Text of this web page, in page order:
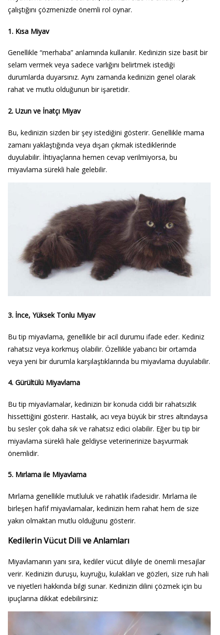
çalıştığını çözmenizde önemli rol oynar.
1. Kısa Miyav
Genellikle “merhaba” anlamında kullanılır. Kedinizin size basit bir
selam vermek veya sadece varlığını belirtmek istediği
durumlarda duyarsınız. Aynı zamanda kedinizin genel olarak
rahat ve mutlu olduğunun bir işaretidir.
2. Uzun ve İnatçı Miyav
Bu, kedinizin sizden bir şey istediğini gösterir. Genellikle mama
zamanı yaklaştığında veya dışarı çıkmak istediklerinde
duyulabilir. İhtiyaçlarına hemen cevap verilmiyorsa, bu
miyavlama sürekli hale gelebilir.
3. İnce, Yüksek Tonlu Miyav
Bu tip miyavlama, genellikle bir acil durumu ifade eder. Kediniz
rahatsız veya korkmuş olabilir. Özellikle yabancı bir ortamda
veya yeni bir durumla karşılaştıklarında bu miyavlama duyulabilir.
4. Gürültülü Miyavlama
Bu tip miyavlamalar, kedinizin bir konuda ciddi bir rahatsızlık
hissettiğini gösterir. Hastalık, acı veya büyük bir stres altındaysa
bu sesler çok daha sık ve rahatsız edici olabilir. Eğer bu tip bir
miyavlama sürekli hale geldiyse veterinerinize başvurmak
önemlidir.
5. Mırlama ile Miyavlama
Mırlama genellikle mutluluk ve rahatlık ifadesidir. Mırlama ile
birleşen hafif miyavlamalar, kedinizin hem rahat hem de size
yakın olmaktan mutlu olduğunu gösterir.
Kedilerin Vücut Dili ve Anlamları
Miyavlamanın yanı sıra, kediler vücut diliyle de önemli mesajlar
verir. Kedinizin duruşu, kuyruğu, kulakları ve gözleri, size ruh hali
ve niyetleri hakkında bilgi sunar. Kedinizin dilini çözmek için bu
ipuçlarına dikkat edebilirsiniz: